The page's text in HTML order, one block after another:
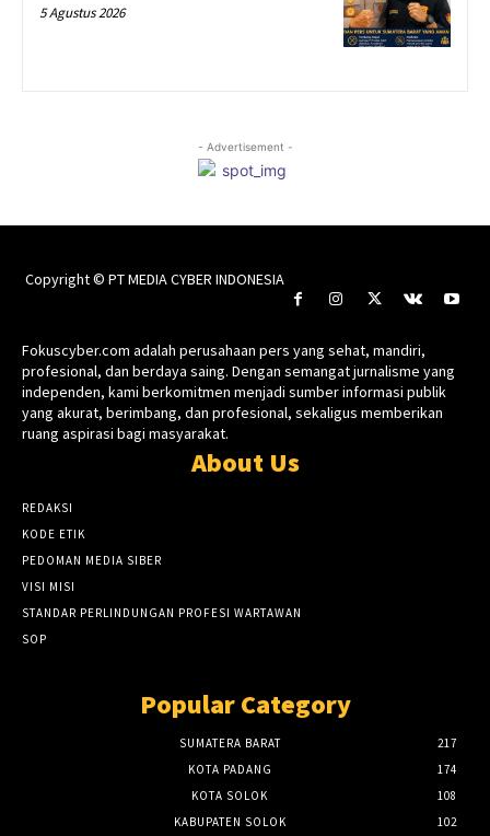
5 Agustus 2026
- Advertisement -
Copyright © PT MEDIA CYBER INDONESIA
Fokuscyber.com adalah perusahaan pers yang sehat, mandiri,
profesional, dan berdaya saing. Dengan semangat jurnalisme yang
independen, kami berkomitmen menjadi sumber informasi publik
yang akurat, berimbang, dan profesional, sekaligus memberikan
ruang aspirasi bagi masyarakat.
About Us
REDAKSI
KODE ETIK
PEDOMAN MEDIA SIBER
VISI MISI
STANDAR PERLINDUNGAN PROFESI WARTAWAN
SOP
Popular Category
SUMATERA BARAT
217
KOTA PADANG
174
KOTA SOLOK
108
KABUPATEN SOLOK
102